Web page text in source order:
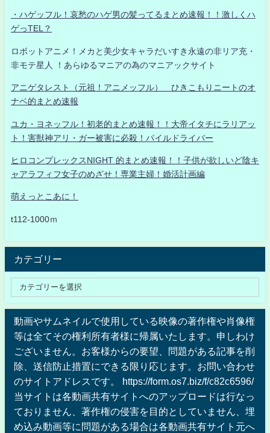
・ハゲッフル！哀愁のハゲ男の髪ってるまとめ速報！！激しくハ
ゲっTEL？
ロボットアニメ！メカと美少女キャラだいすき永遠の非リア充・
非モテ星人 ！あらゆるマニアの為のマニアックサイト
アニゲタレスト（元祖！アニメッフル） ひきこもりニートのオ
ナベ的まとめ速報
ユカ・ヨネッフル！初老的まとめ速報！！大帝イタチにラリアッ
ト！害獣神アリ・ガー被害に必殺！パイルドライバー
ヒロコンプレックスNIGHT 的まとめ速報！！子供が欲しいど陰キ
ャアラフィフ女子のめざせ！専業主婦！婚活計画編
萌えっとこあに！
t112-1000ｍ
カテゴリー
動画やサムネイルで使用している映像の著作権や肖像権
等は全てその権利所有者様に帰属いたします。申しわけ
ございません。お客様からの要望、問題がある記事を削
除、送信防止措置にできる限り応じます。お問い合わせ
のサイトアドレスです。 https://form.os7.biz/f/c82c6596/
当サイトは各動画共有サイトへのアップロードは行なっ
ておりません、著作権の侵害を目的としていません、埋
め込み動画等に問題がある場合は各動画共有サイト元へ